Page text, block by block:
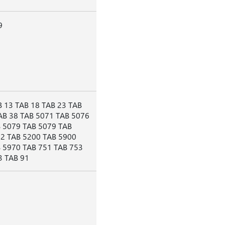
13 TAB 18 TAB 23 TAB
38 TAB 5071 TAB 5076
5079 TAB 5079 TAB
TAB 5200 TAB 5900
5970 TAB 751 TAB 753
TAB 91